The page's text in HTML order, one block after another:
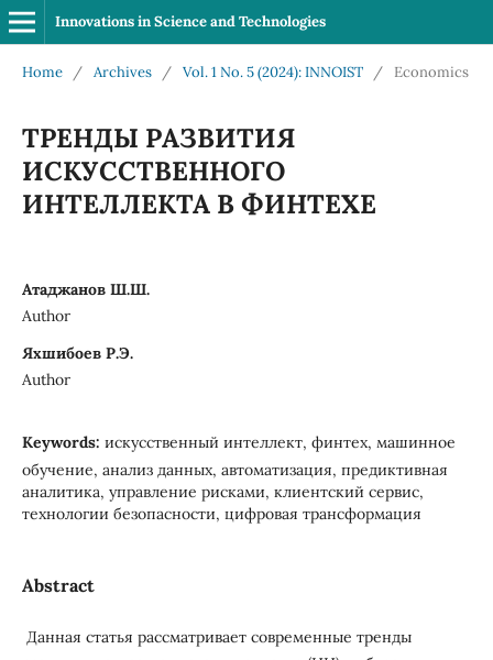
Innovations in Science and Technologies
Home / Archives / Vol. 1 No. 5 (2024): INNOIST / Economics
ТРЕНДЫ РАЗВИТИЯ
ИСКУССТВЕННОГО
ИНТЕЛЛЕКТА В ФИНТЕХЕ
Атаджанов Ш.Ш.
Author
Яхшибоев Р.Э.
Author
Keywords: искусственный интеллект, финтех, машинное
обучение, анализ данных, автоматизация, предиктивная
аналитика, управление рисками, клиентский сервис,
технологии безопасности, цифровая трансформация
Abstract
Данная статья рассматривает современные тренды